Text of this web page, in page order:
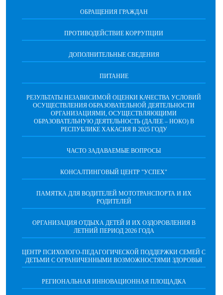
ОБРАЩЕНИЯ ГРАЖДАН
ПРОТИВОДЕЙСТВИЕ КОРРУПЦИИ
ДОПОЛНИТЕЛЬНЫЕ СВЕДЕНИЯ
ПИТАНИЕ
РЕЗУЛЬТАТЫ НЕЗАВИСИМОЙ ОЦЕНКИ КАЧЕСТВА УСЛОВИЙ
ОСУЩЕСТВЛЕНИЯ ОБРАЗОВАТЕЛЬНОЙ ДЕЯТЕЛЬНОСТИ
ОРГАНИЗАЦИЯМИ, ОСУЩЕСТВЛЯЮЩИМИ
ОБРАЗОВАТЕЛЬНУЮ ДЕЯТЕЛЬНОСТЬ (ДАЛЕЕ – НОКО) В
РЕСПУБЛИКЕ ХАКАСИЯ В 2025 ГОДУ
ЧАСТО ЗАДАВАЕМЫЕ ВОПРОСЫ
КОНСАЛТИНГОВЫЙ ЦЕНТР "УСПЕХ"
ПАМЯТКА ДЛЯ ВОДИТЕЛЕЙ МОТОТРАНСПОРТА И ИХ
РОДИТЕЛЕЙ
ОРГАНИЗАЦИЯ ОТДЫХА ДЕТЕЙ И ИХ ОЗДОРОВЛЕНИЯ В
ЛЕТНИЙ ПЕРИОД 2026 ГОДА
ЦЕНТР ПСИХОЛОГО-ПЕДАГОГИЧЕСКОЙ ПОДДЕРЖКИ СЕМЕЙ С
ДЕТЬМИ С ОГРАНИЧЕННЫМИ ВОЗМОЖНОСТЯМИ ЗДОРОВЬЯ
РЕГИОНАЛЬНАЯ ИННОВАЦИОННАЯ ПЛОЩАДКА